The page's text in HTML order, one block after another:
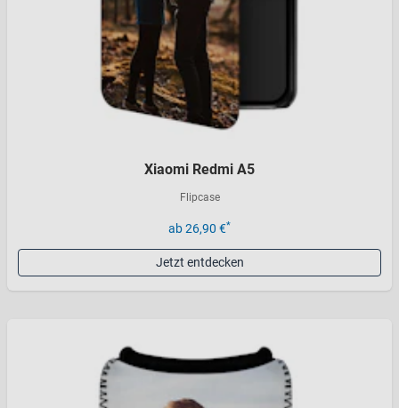
Xiaomi Redmi A5
Flipcase
ab 26,90 €*
Jetzt entdecken